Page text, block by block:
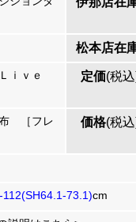
松本店在
ｉｖｅ
定価(税
［フレ
価格(税
112(SH64.1-73.1)cm